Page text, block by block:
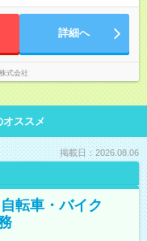
問となるので遅くとも18時
詳細へ
式会社
ススメ
掲載日：2026.08.06
転車・バイク